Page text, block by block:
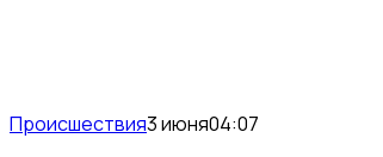
Происшествия3 июня04:07